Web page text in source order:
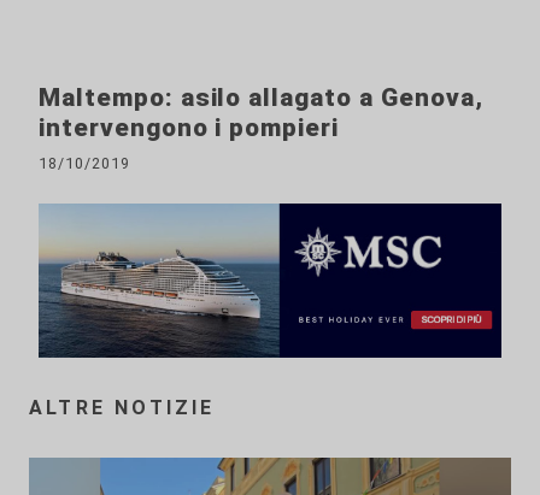
Maltempo: asilo allagato a Genova,
intervengono i pompieri
18/10/2019
ALTRE NOTIZIE